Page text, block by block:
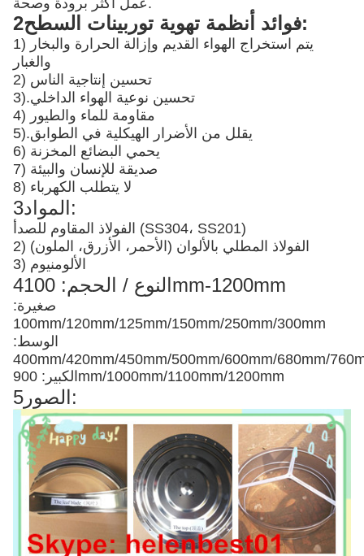
عمل أكثر برودة وصحة.
2فوائد أنظمة تهوية توربينات السطح:
1) يتم استخراج الهواء القديم وإزالة الحرارة والبخار
والغبار
2) تحسين إنتاجية الناس
3).تحسين نوعية الهواء الداخلي
4) مقاومة للماء والطيور
5).يقلل من الأضرار الهيكلية في الطوابق
6) يحمي البضائع المخزنة
7) صديقة للإنسان والبيئة
8) لا يتطلب الكهرباء
3المواد:
الفولاذ المقاوم للصدأ (SS304، SS201)
2) الفولاذ المطلي بالألوان (الأحمر، الأزرق، الملون)
3) الألومنيوم
4النوع / الحجم: 100mm-1200mm
صغيرة:
100mm/120mm/125mm/150mm/250mm/300mm
الوسط:
400mm/420mm/450mm/500mm/600mm/680mm/
الكبير: 900mm/1000mm/1100mm/1200mm
5الصور: